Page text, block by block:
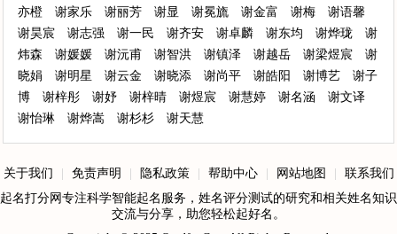
亦橙
谢家乐 谢丽芳 谢显 谢冕旒 谢金富 谢梅
谢语馨
谢昊宸
谢志强 谢一民 谢齐安 谢卓麟 谢东均 谢烨珑
谢
炜森
谢媛媛 谢沅甫 谢智洪 谢镇泽 谢越岳 谢梁煜宸
谢
晓娟
谢明星 谢云金 谢晓添 谢尚平 谢皓阳 谢博艺
谢子
博
谢梓彤 谢妤 谢梓晴 谢煜宸 谢慧婷 谢名涵
谢文译
谢怡琳
谢烨嵩 谢杉杉 谢天慧
关于我们 免责声明 隐私政策 帮助中心 网站地图
联系我们
起名打分网专注科学智能起名服务，姓名评分测试的研究和相关姓名知识
交流与分享，助您轻松起好名。